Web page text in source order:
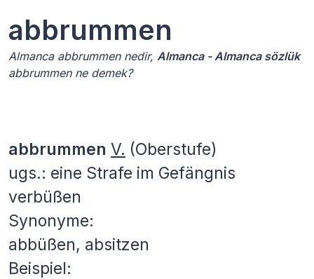
abbrummen
Almanca abbrummen nedir, Almanca - Almanca sözlük
abbrummen ne demek?
abbrummen V. (Oberstufe)
ugs.: eine Strafe im Gefängnis
verbüßen
Synonyme:
abbüßen, absitzen
Beispiel: